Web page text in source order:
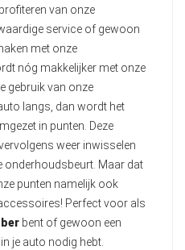
van onze
service of gewoon
met onze
nóg makkelijker met onze
gebruik van onze
langs, dan wordt het
in punten. Deze
weer inwisselen
onderhoudsbeurt. Maar dat
punten namelijk ook
Perfect voor als
bent of gewoon een
je auto nodig hebt.